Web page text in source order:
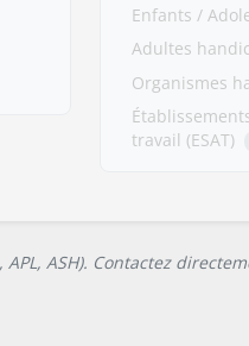
Enfants /
Adultes
Organismes
travail (ESAT)
ASH). Contactez